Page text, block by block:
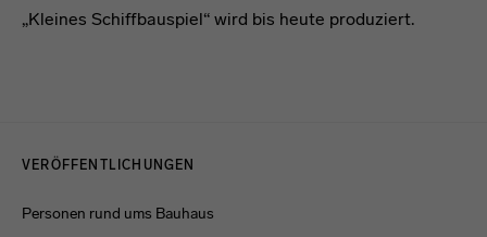
„Kleines Schiffbauspiel“ wird bis heute produziert.
VERÖFFENTLICHUNGEN
Personen rund ums Bauhaus